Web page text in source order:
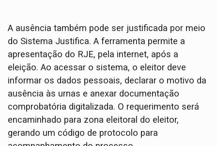
A ausência também pode ser justificada por meio
do Sistema Justifica. A ferramenta permite a
apresentação do RJE, pela internet, após a
eleição. Ao acessar o sistema, o eleitor deve
informar os dados pessoais, declarar o motivo da
ausência às urnas e anexar documentação
comprobatória digitalizada. O requerimento será
encaminhado para zona eleitoral do eleitor,
gerando um código de protocolo para